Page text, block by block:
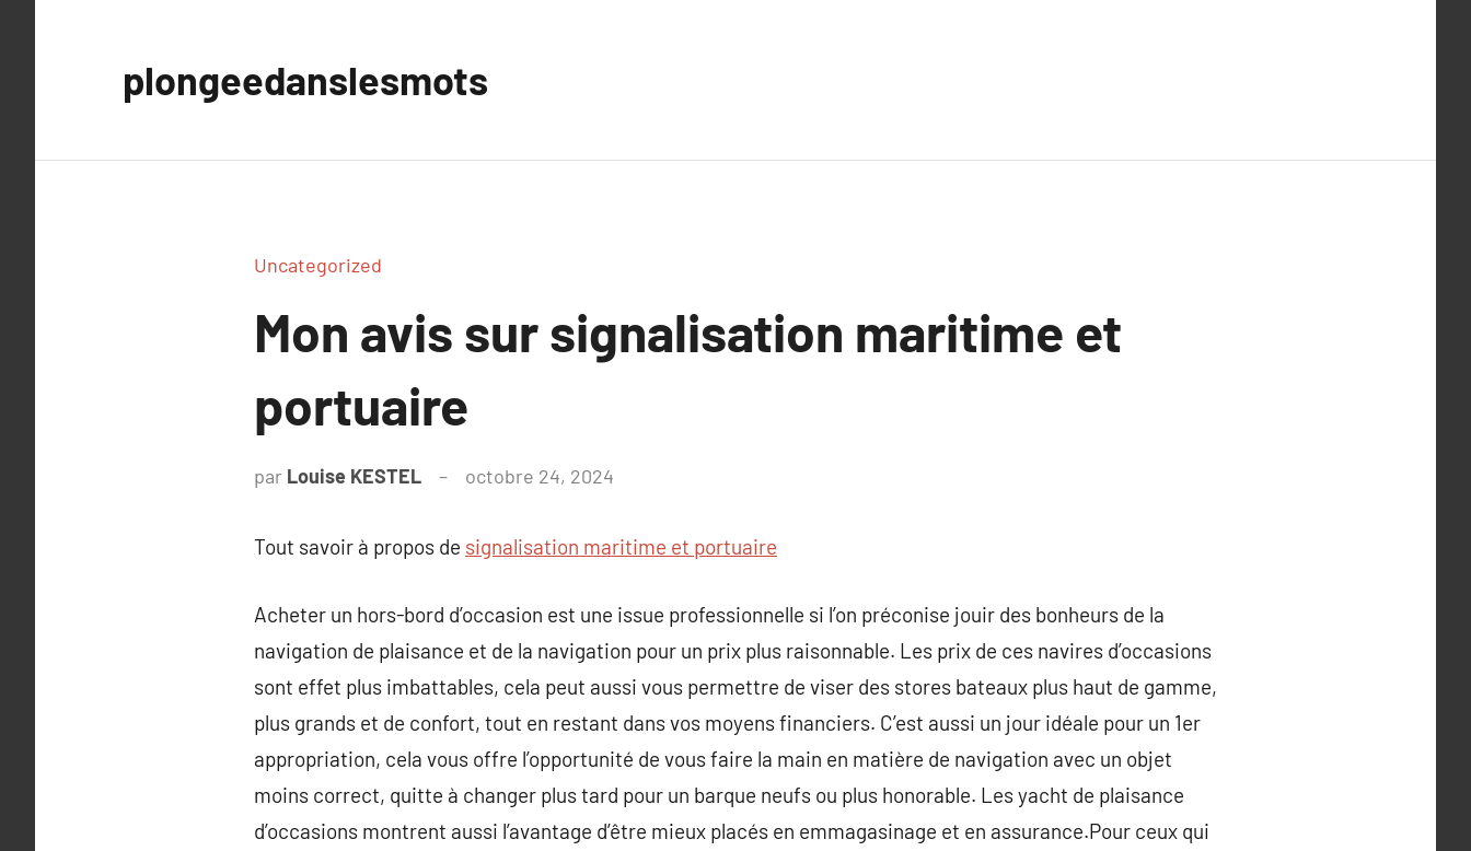
plongeedanslesmots
Uncategorized
Mon avis sur signalisation maritime et
portuaire
par Louise KESTEL octobre 24, 2024
Tout savoir à propos de signalisation maritime et portuaire
Acheter un hors-bord d’occasion est une issue professionnelle si l’on préconise jouir des bonheurs de la
navigation de plaisance et de la navigation pour un prix plus raisonnable. Les prix de ces navires d’occasions
sont effet plus imbattables, cela peut aussi vous permettre de viser des stores bateaux plus haut de gamme,
plus grands et de confort, tout en restant dans vos moyens financiers. C’est aussi un jour idéale pour un 1er
appropriation, cela vous offre l’opportunité de vous faire la main en matière de navigation avec un objet
moins correct, quitte à changer plus tard pour un barque neufs ou plus honorable. Les yacht de plaisance
d’occasions montrent aussi l’avantage d’être mieux placés en emmagasinage et en assurance.Pour ceux qui